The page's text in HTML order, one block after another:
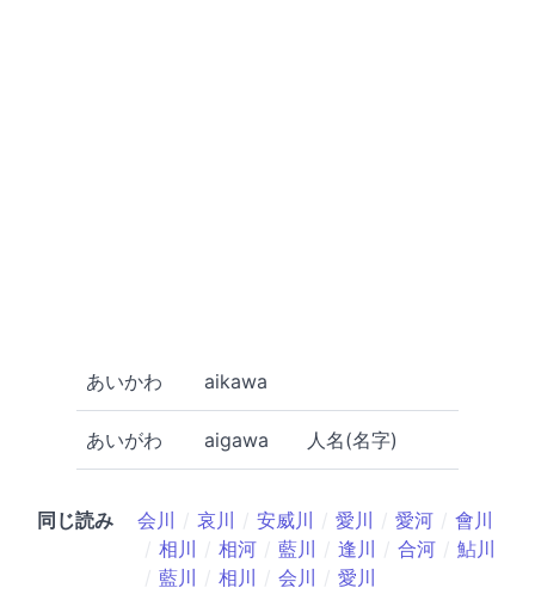
あいかわ aikawa
あいがわ aigawa 人名(名字)
同じ読み 会川 哀川 安威川 愛川 愛河
會川
相川
相河 藍川 逢川 合河
鮎川
藍川
相川 会川 愛川